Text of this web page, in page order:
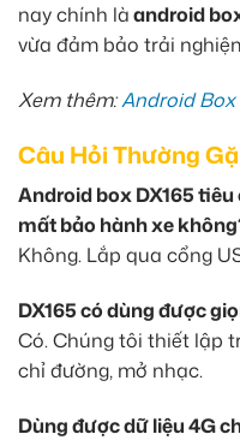
nay chính làandroid
vừa đảm bảo trải
Xem thêm:Android Box
Câu Hỏi Thường
Android box DX165
mất bảo hành xe
Không. Lắp qua cổng
DX165 có dùng được
Có. Chúng tôi thiết lập
chỉ đường, mở nhạc.
Dùng được dữ liệu 4G